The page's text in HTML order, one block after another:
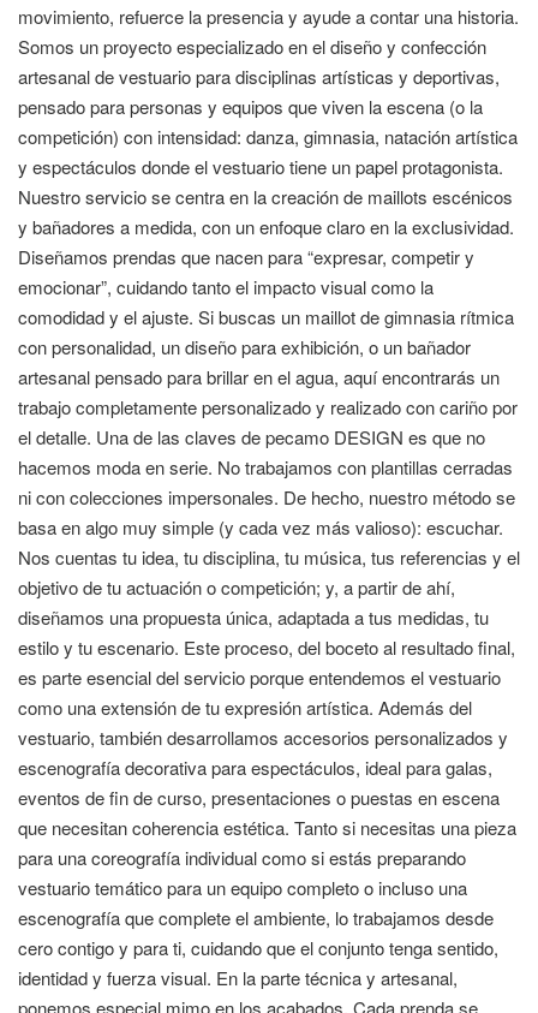
movimiento, refuerce la presencia y ayude a contar una historia.
Somos un proyecto especializado en el diseño y confección
artesanal de vestuario para disciplinas artísticas y deportivas,
pensado para personas y equipos que viven la escena (o la
competición) con intensidad: danza, gimnasia, natación artística
y espectáculos donde el vestuario tiene un papel protagonista.
Nuestro servicio se centra en la creación de maillots escénicos
y bañadores a medida, con un enfoque claro en la exclusividad.
Diseñamos prendas que nacen para “expresar, competir y
emocionar”, cuidando tanto el impacto visual como la
comodidad y el ajuste. Si buscas un maillot de gimnasia rítmica
con personalidad, un diseño para exhibición, o un bañador
artesanal pensado para brillar en el agua, aquí encontrarás un
trabajo completamente personalizado y realizado con cariño por
el detalle. Una de las claves de pecamo DESIGN es que no
hacemos moda en serie. No trabajamos con plantillas cerradas
ni con colecciones impersonales. De hecho, nuestro método se
basa en algo muy simple (y cada vez más valioso): escuchar.
Nos cuentas tu idea, tu disciplina, tu música, tus referencias y el
objetivo de tu actuación o competición; y, a partir de ahí,
diseñamos una propuesta única, adaptada a tus medidas, tu
estilo y tu escenario. Este proceso, del boceto al resultado final,
es parte esencial del servicio porque entendemos el vestuario
como una extensión de tu expresión artística. Además del
vestuario, también desarrollamos accesorios personalizados y
escenografía decorativa para espectáculos, ideal para galas,
eventos de fin de curso, presentaciones o puestas en escena
que necesitan coherencia estética. Tanto si necesitas una pieza
para una coreografía individual como si estás preparando
vestuario temático para un equipo completo o incluso una
escenografía que complete el ambiente, lo trabajamos desde
cero contigo y para ti, cuidando que el conjunto tenga sentido,
identidad y fuerza visual. En la parte técnica y artesanal,
ponemos especial mimo en los acabados. Cada prenda se